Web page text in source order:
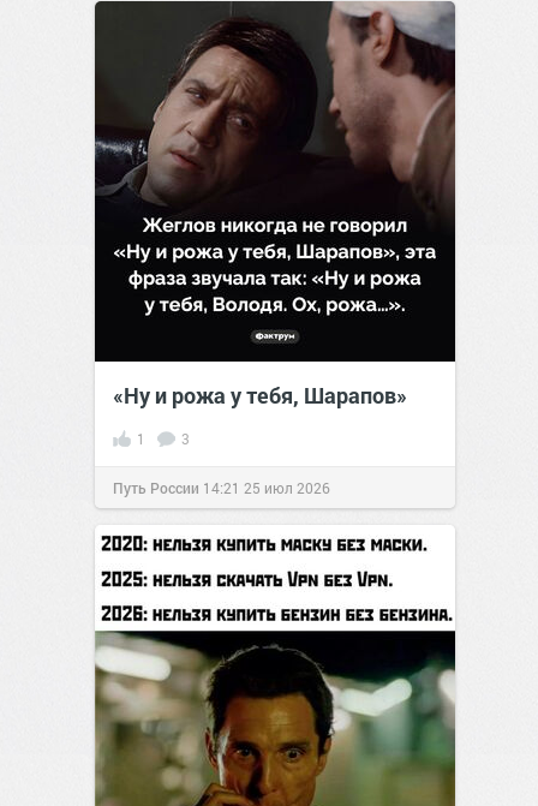
«Ну и рожа у тебя, Шарапов»
1 3
Путь России 14:21 25 июл 2026